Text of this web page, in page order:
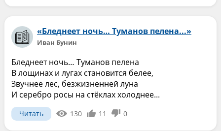
«Бледнеет ночь… Туманов пелена...»
Иван Бунин
Бледнеет ночь… Туманов пелена
В лощинах и лугах становится белее,
Звучнее лес, безжизненней луна
И серебро росы на стёклах холоднее...
Читать 130 11 0